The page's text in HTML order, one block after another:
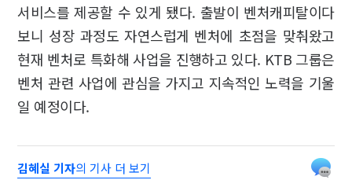
서비스를 제공할 수 있게 됐다. 출발이 벤처캐피탈이다
보니 성장 과정도 자연스럽게 벤처에 초점을 맞춰왔고
현재 벤처로 특화해 사업을 진행하고 있다. KTB 그룹은
벤처 관련 사업에 관심을 가지고 지속적인 노력을 기울
일 예정이다.
김혜실 기자의 기사 더 보기